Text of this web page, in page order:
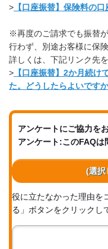
> 【口座振替】保険料の
※再度のご請求でも振替
行わず、別途お客様に保
詳しくは、下記リンク先
> 【口座振替】2か月続け
た。どうしたらよいです
アンケートにご協力を
アンケート:このFAQは
(選択
役に立たなかった理由を
る」ボタンをクリックし